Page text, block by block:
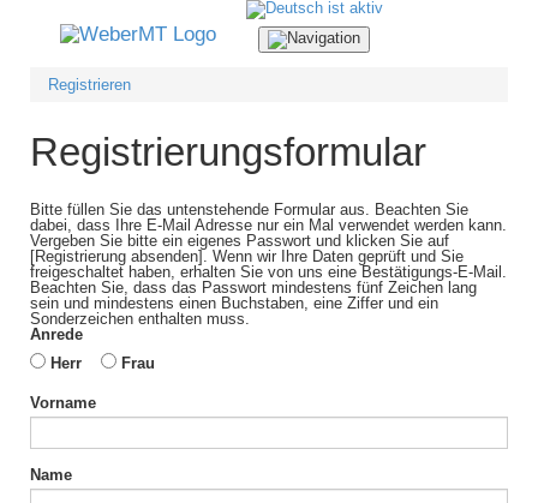
Navigation
ein-/ausblenden
Registrieren
Registrierungsformular
Bitte füllen Sie das untenstehende Formular aus. Beachten Sie
dabei, dass Ihre E-Mail Adresse nur ein Mal verwendet werden kann.
Vergeben Sie bitte ein eigenes Passwort und klicken Sie auf
[Registrierung absenden]. Wenn wir Ihre Daten geprüft und Sie
freigeschaltet haben, erhalten Sie von uns eine Bestätigungs-E-Mail.
Beachten Sie, dass das Passwort mindestens fünf Zeichen lang
sein und mindestens einen Buchstaben, eine Ziffer und ein
Sonderzeichen enthalten muss.
Anrede
Herr
Frau
Vorname
Name